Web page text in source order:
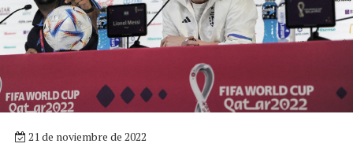
21 de noviembre de 2022